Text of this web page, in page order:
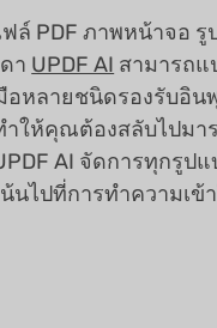
ล์ PDF ภาพหน้าจอ รู
า UPDF AI สามารถแ
อหลายชนิดรองรับอิน
ำให้คุณต้องสลับไปมา
AI จัดการทุกรูปแ
นไปที่การทำความเข้